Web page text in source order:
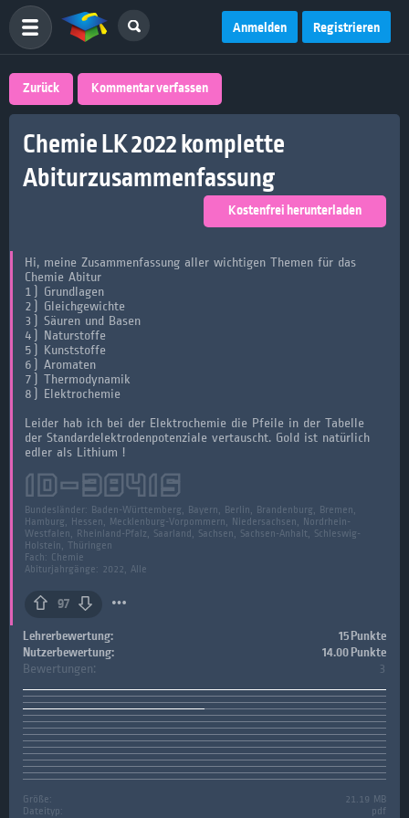
Anmelden Registrieren
Zurück Kommentar verfassen
Chemie LK 2022 komplette
Abiturzusammenfassung
Kostenfrei herunterladen
Lehrerbewertung:
15 Punkte
Nutzerbewertung:
14.00 Punkte
Bewertungen: 3
Größe:
21.19 MB
Dateityp:
pdf
Hi, meine Zusammenfassung aller wichtigen Themen für das
Chemie Abitur
1) Grundlagen
2) Gleichgewichte
3) Säuren und Basen
4) Naturstoffe
5) Kunststoffe
6) Aromaten
7) Thermodynamik
8) Elektrochemie
Leider hab ich bei der Elektrochemie die Pfeile in der Tabelle
der Standardelektrodenpotenziale vertauscht. Gold ist natürlich
edler als Lithium !
ID-38415
Bundesländer: Baden-Württemberg, Bayern, Berlin, Brandenburg, Bremen,
Hamburg, Hessen, Mecklenburg-Vorpommern, Niedersachsen, Nordrhein-
Westfalen, Rheinland-Pfalz, Saarland, Sachsen, Sachsen-Anhalt, Schleswig-
Holstein, Thüringen
Fach: Chemie
Abiturjahrgänge: 2022, Alle
97